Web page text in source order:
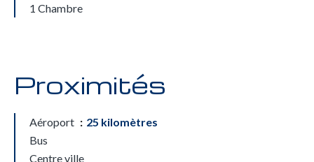
1 Chambre
Proximités
Aéroport
25 kilomètres
Bus
Centre ville